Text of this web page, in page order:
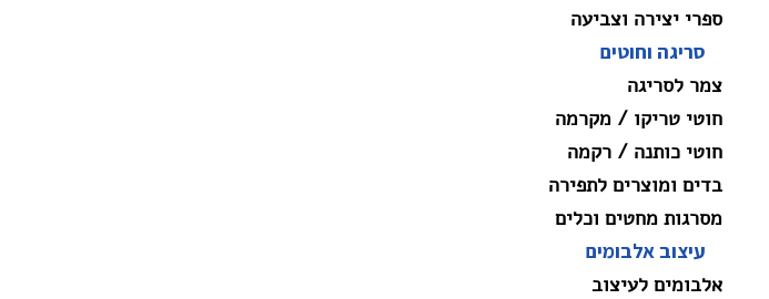
ספרי יצירה וצביעה
סריגה וחוטים
צמר לסריגה
חוטי טריקו / מקרמה
חוטי כותנה / רקמה
בדים ומוצרים לתפירה
מסרגות מחטים וכלים
עיצוב אלבומים
אלבומים לעיצוב